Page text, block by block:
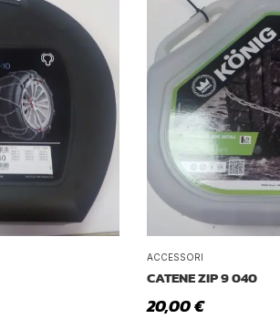
ACCESSORI
CATENE ZIP 9 040
20,00€